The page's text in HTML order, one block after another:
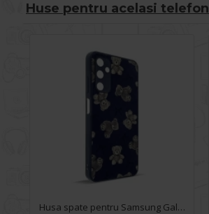
Huse pentru acelasi telefon
Husa spate pentru Samsung Galaxy A05s- Happy case